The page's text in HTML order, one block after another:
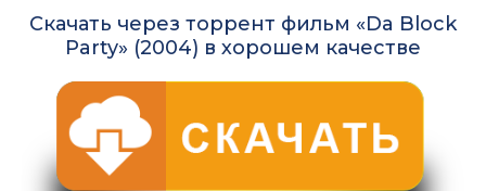
Скачать через торрент фильм «Da Block
Party» (2004) в хорошем качестве